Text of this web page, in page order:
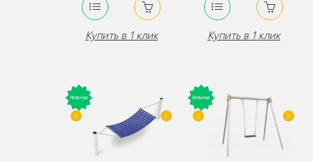
Купить в 1 клик Купить в 1 клик